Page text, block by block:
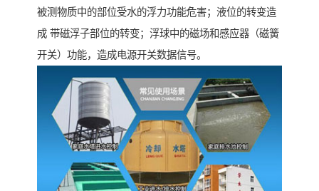
被测物质中的部位受水的浮力功能危害；液位的转变造
成 带磁浮子部位的转变；浮球中的磁场和感应器（磁簧
开关）功能，造成电源开关数据信号。